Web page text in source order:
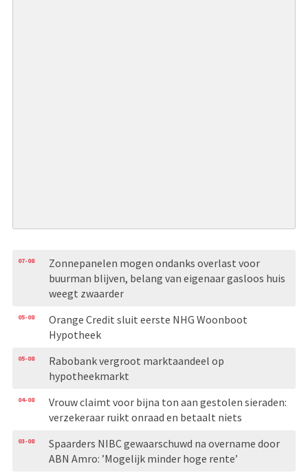
07-08
Zonnepanelen mogen ondanks overlast voor
buurman blijven, belang van eigenaar gasloos huis
weegt zwaarder
05-08
Orange Credit sluit eerste NHG Woonboot
Hypotheek
05-08
Rabobank vergroot marktaandeel op
hypotheekmarkt
04-08
Vrouw claimt voor bijna ton aan gestolen sieraden:
verzekeraar ruikt onraad en betaalt niets
03-08
Spaarders NIBC gewaarschuwd na overname door
ABN Amro: ’Mogelijk minder hoge rente’